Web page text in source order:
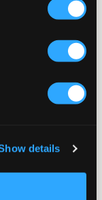
details
og bena
av knapp og
både tettsittende